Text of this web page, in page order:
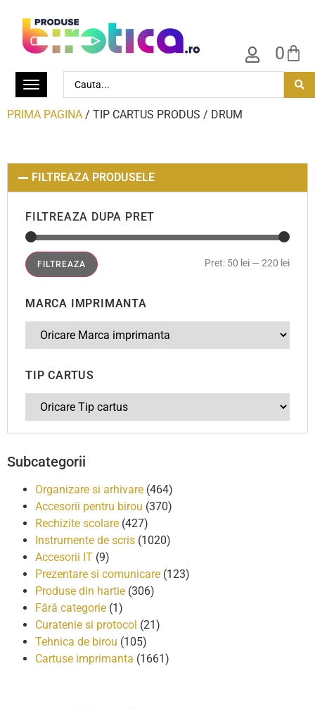
0
PRIMA PAGINA / TIP CARTUS PRODUS / DRUM
FILTREAZA PRODUSELE
FILTREAZA DUPA PRET
FILTREAZA Pret: 50 lei — 220 lei
MARCA IMPRIMANTA
TIP CARTUS
Subcategorii
Organizare si arhivare (464)
Accesorii pentru birou (370)
Rechizite scolare (427)
Instrumente de scris (1020)
Accesorii IT (9)
Prezentare si comunicare (123)
Produse din hartie (306)
Fără categorie (1)
Curatenie si protocol (21)
Tehnica de birou (105)
Cartuse imprimanta (1661)